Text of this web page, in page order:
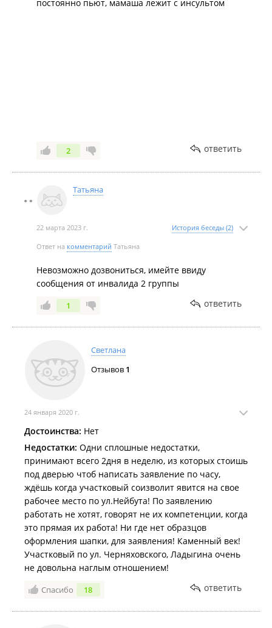
постоянно пьют, мамаша лежит с инсультом
2 ответить
Татьяна
22 марта 2023 г. История беседы (2)
Ответ на комментарий Татьяна
Невозможно дозвониться, имейте ввиду
сообщения от инвалида 2 группы
1 ответить
Светлана
Отзывов 1
24 января 2020 г.
Достоинства: Нет
Недостатки: Одни сплошные недостатки,
принимают всего 2дня в неделю, из которых стоишь
под дверью чтоб написать заявление по часу,
ждёшь когда участковый соизволит явится на свое
рабочее место по ул.Нейбута! По заявлению
работать не хотят, говорят не их компетенции, когда
это прямая их работа! Ни где нет образцов
оформления шапки, для заявления! Каменный век!
Участковый по ул. Черняховского, Ладыгина очень
не довольна наглым отношением!
Спасибо 18 ответить